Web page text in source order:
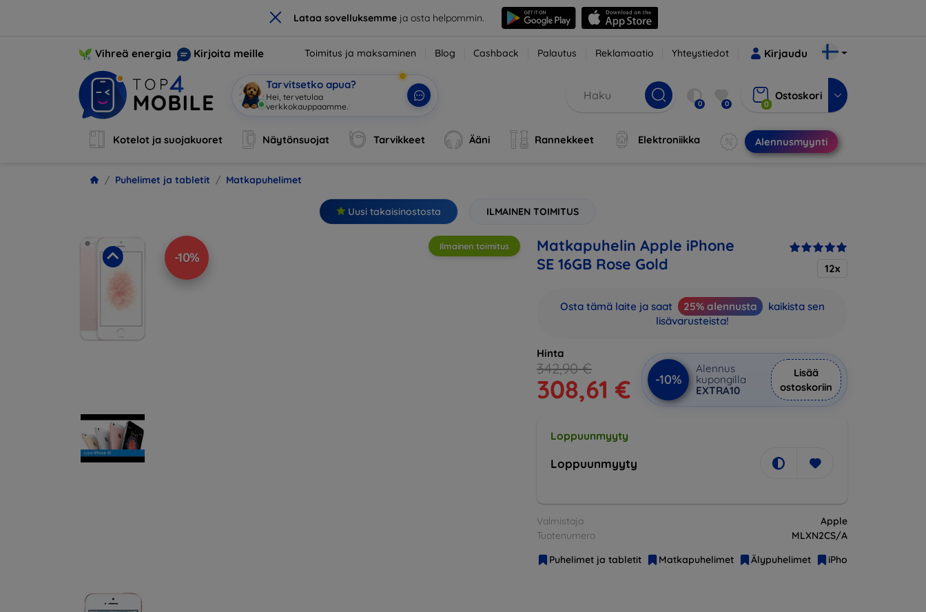
× Lataa sovelluksemmeja osta helpommin.
Vihreä energia Kirjoita meille Toimitus ja maksaminen Blog Cashback Palautus Reklamaatio Yhteystiedot Kirjaudu
Tarvitsetko apua?
Ole| 0 0 0
Ostoskori
Kotelot ja suojakuoret Näytönsuojat Tarvikkeet Ääni Rannekkeet Elektroniikka Alennusmyynti
Puhelimet ja tabletit Matkapuhelimet
Uusi takaisinostosta ILMAINEN TOIMITUS
-10%
Ilmainen toimitus
Matkapuhelin Apple iPhone
SE 16GB Rose Gold
12x
Osta tämä laite ja saat 25% alennusta
kaikista sen
lisävarusteista!
Hinta
342,90 €
308,61 € -10%
Alennus
kupongilla
EXTRA10
Lisää
ostoskoriin
Loppuunmyyty
Loppuunmyyty
Valmistaja
Apple
Tuotenumero
MLXN2CS/A
Puhelimet ja tabletit
Matkapuhelimet Älypuhelimet iPhone